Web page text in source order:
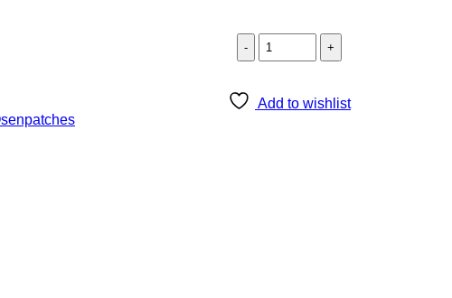
Ösenpatch
Dreieck
Add to wishlist